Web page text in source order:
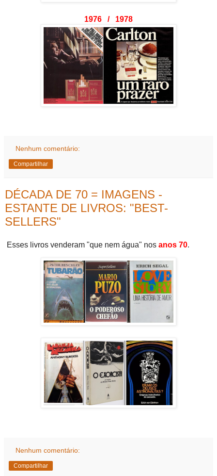
1976 / 1978
Nenhum comentário:
Compartilhar
DÉCADA DE 70 = IMAGENS -
ESTANTE DE LIVROS: "BEST-
SELLERS"
Esses livros venderam "que nem água" nos anos 70.
Nenhum comentário:
Compartilhar